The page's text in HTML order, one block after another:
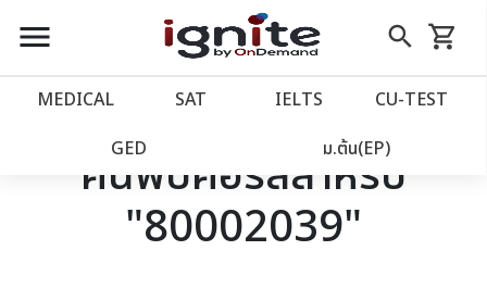
close
account_balance หน้าแรก
เว็บไซต์อิกไนท์
โปรโมชั่น
menu search
Skip
to
shopping_cart
รถเข็น
MEDICAL SAT IELTS CU‑TEST
GED ม.ต้น(EP)
ค้นพบคอร์สสำหรับ
"80002039"